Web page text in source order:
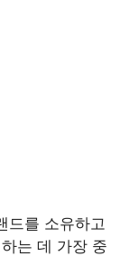
드를 소유하고
는 데 가장 중